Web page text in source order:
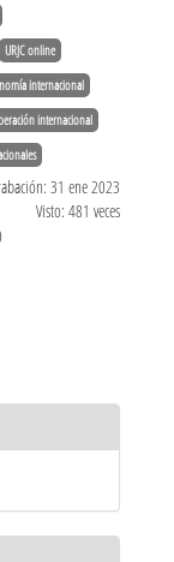
URJC online
internacional
internacional
31 ene 2023
Visto: 481 veces